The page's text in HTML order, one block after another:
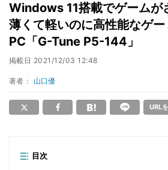
Windows 11搭載でゲームが
薄くて軽いのに高性能なゲー
PC「G-Tune P5-144」
掲載日 2021/12/03 12:48
著者： 山口優
URL
目次